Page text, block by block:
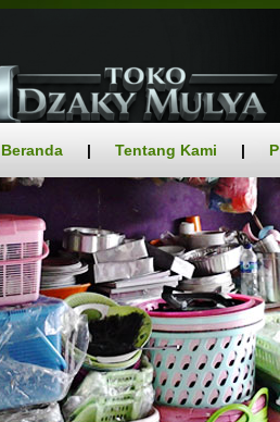
Beranda | Tentang Kami |